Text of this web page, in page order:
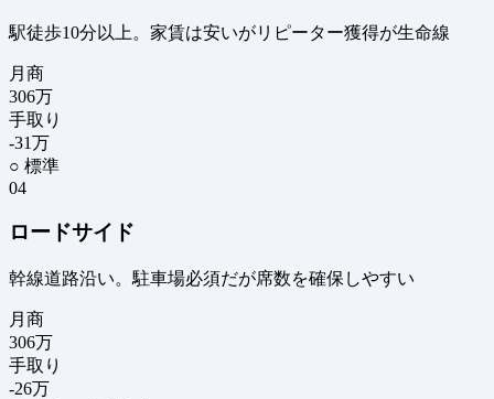
駅徒歩10分以上。家賃は安いがリピーター獲得が生命線
月商
306万
手取り
-31万
○ 標準
04
ロードサイド
幹線道路沿い。駐車場必須だが席数を確保しやすい
月商
306万
手取り
-26万